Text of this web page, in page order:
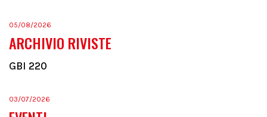
05/08/2026
ARCHIVIO RIVISTE
GBI 220
03/07/2026